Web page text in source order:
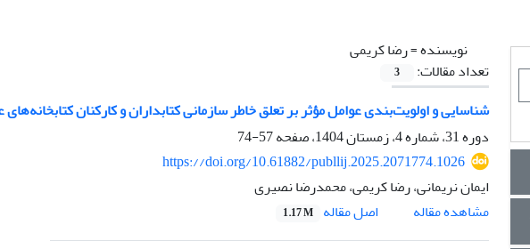
نویسنده =رضا کریمی
تعداد مقالات:
3
شناسایی و اولویت‌بندی عوامل مؤثر بر تعلق خاطر سازمانی کتابداران و کارکنان
دوره 31، شماره 4، زمستان 1404، صفحه
57-74
https://doi.org/10.61882/publlij.2025.2071774.1026
ایمان نریمانی، رضا کریمی، محمدرضا نصیری
مشاهده مقاله
اصل مقاله 1.17 M